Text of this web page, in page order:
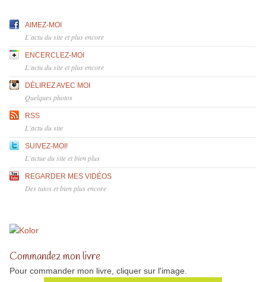
AIMEZ-MOI
L'actu du site et plus encore
ENCERCLEZ-MOI
L'actu du site et plus encore
DÉLIREZ AVEC MOI
Quelques photos
RSS
L'actu du site
SUIVEZ-MOI!
L'actue du site et bien plus
REGARDER MES VIDÉOS
Des tutos et bien plus encore
Commandez mon livre
Pour commander mon livre, cliquer sur l'image.